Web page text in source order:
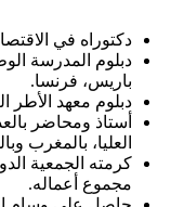
دكتوراه في
دبلوم المدرسة
باريس، فرنسا.
دبلوم معهد الأطر
أستاذ ومحاضر
العليا، بالمغرب
مجموع أعماله.